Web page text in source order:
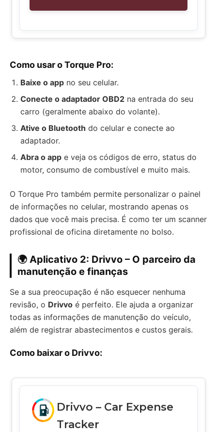
Como usar o Torque Pro:
Baixe o app no seu celular.
Conecte o adaptador OBD2 na entrada do seu
carro (geralmente abaixo do volante).
Ative o Bluetooth do celular e conecte ao
adaptador.
Abra o app e veja os códigos de erro, status do
motor, consumo de combustível e muito mais.
O Torque Pro também permite personalizar o painel
de informações no celular, mostrando apenas os
dados que você mais precisa. É como ter um scanner
profissional de oficina diretamente no bolso.
🌍 Aplicativo 2: Drivvo – O parceiro da
manutenção e finanças
Se a sua preocupação é não esquecer nenhuma
revisão, o Drivvo é perfeito. Ele ajuda a organizar
todas as informações de manutenção do veículo,
além de registrar abastecimentos e custos gerais.
Como baixar o Drivvo:
Drivvo – Car Expense
Tracker